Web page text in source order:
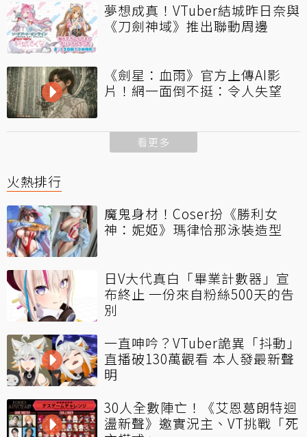
夢想成真！VTuber結城昨日奈與
《刀劍神域》推出聯動周邊
《劍星：血雨》官方上傳AI影
片！網一面倒不挺：令人失望
看更多
火熱排行
魔鬼身材！Coser扮《勝利女
神：妮姬》瑪律恰那泳裝造型
日V大代真白「畢業計數器」宣
布終止 一份來自粉絲500天的告
別
一直呻吟？VTuber詭異「抖動」
直播破130萬觀看 本人發最新聲
明
30人全數陣亡！《艾恩葛朗特迴
盪新聲》邀實況主、VT挑戰「死